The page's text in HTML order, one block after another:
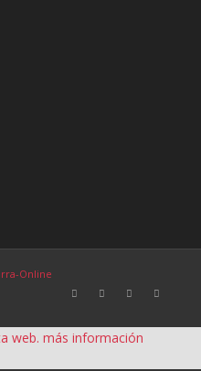
Online
web. más información